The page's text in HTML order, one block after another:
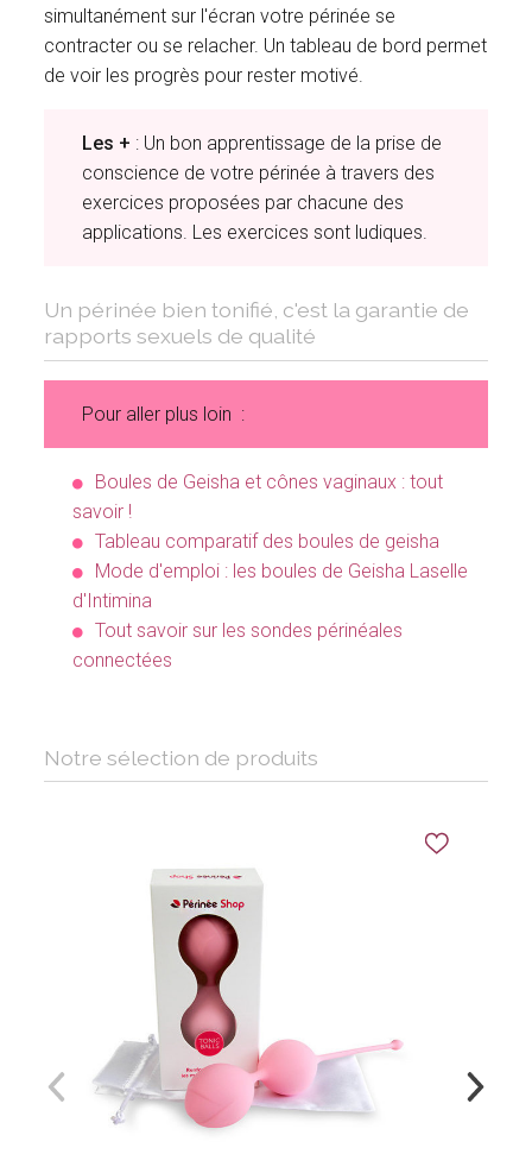
simultanément sur l'écran votre périnée se
contracter ou se relacher. Un tableau de bord permet
de voir les progrès pour rester motivé.
Les + : Un bon apprentissage de la prise de
conscience de votre périnée à travers des
exercices proposées par chacune des
applications. Les exercices sont ludiques.
Un périnée bien tonifié, c'est la garantie de
rapports sexuels de qualité
Pour aller plus loin :
Boules de Geisha et cônes vaginaux : tout
savoir !
Tableau comparatif des boules de geisha
Mode d'emploi : les boules de Geisha Laselle
d'Intimina
Tout savoir sur les sondes périnéales
connectées
Notre sélection de produits